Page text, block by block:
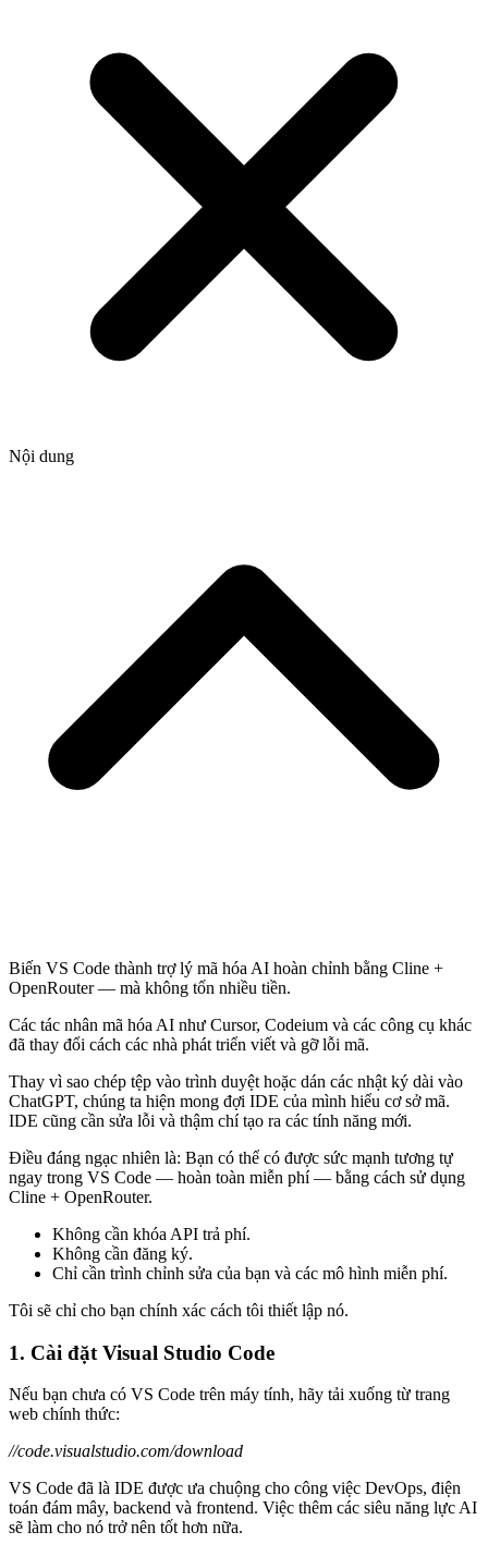
Nội dung
Biến VS Code thành trợ lý mã hóa AI hoàn chỉnh bằng Cline +
OpenRouter — mà không tốn nhiều tiền.
Các tác nhân mã hóa AI như Cursor, Codeium và các công cụ khác
đã thay đổi cách các nhà phát triển viết và gỡ lỗi mã.
Thay vì sao chép tệp vào trình duyệt hoặc dán các nhật ký dài vào
ChatGPT, chúng ta hiện mong đợi IDE của mình hiểu cơ sở mã.
IDE cũng cần sửa lỗi và thậm chí tạo ra các tính năng mới.
Điều đáng ngạc nhiên là: Bạn có thể có được sức mạnh tương tự
ngay trong VS Code — hoàn toàn miễn phí — bằng cách sử dụng
Cline + OpenRouter.
Không cần khóa API trả phí.
Không cần đăng ký.
Chỉ cần trình chỉnh sửa của bạn và các mô hình miễn phí.
Tôi sẽ chỉ cho bạn chính xác cách tôi thiết lập nó.
1. Cài đặt Visual Studio Code
Nếu bạn chưa có VS Code trên máy tính, hãy tải xuống từ trang
web chính thức:
//code.visualstudio.com/download
VS Code đã là IDE được ưa chuộng cho công việc DevOps, điện
toán đám mây, backend và frontend. Việc thêm các siêu năng lực AI
sẽ làm cho nó trở nên tốt hơn nữa.